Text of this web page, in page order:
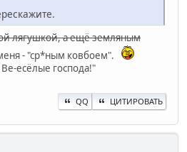
лягушкой, а ещё земляным
- "ср*ным ковбоем".
есёлые господа!"
QQ ЦИТИРОВАТЬ